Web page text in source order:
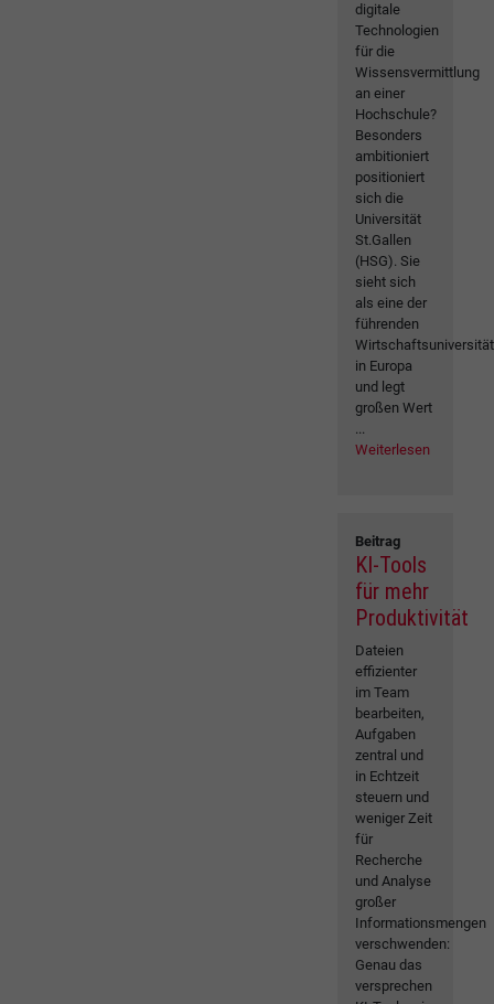
digitale
Technologien
für die
Wissensvermittlung
an einer
Hochschule?
Besonders
ambitioniert
positioniert
sich die
Universität
St.Gallen
(HSG). Sie
sieht sich
als eine der
führenden
in Europa
und legt
großen Wert
...
Weiterlesen
Beitrag
KI-Tools
für mehr
Produktivität
Dateien
effizienter
im Team
bearbeiten,
Aufgaben
zentral und
in Echtzeit
steuern und
weniger Zeit
für
Recherche
und Analyse
großer
Informationsmengen
verschwenden:
Genau das
versprechen